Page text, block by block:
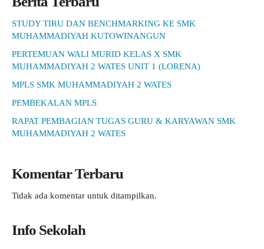
STUDY TIRU DAN BENCHMARKING KE SMK
MUHAMMADIYAH KUTOWINANGUN
PERTEMUAN WALI MURID KELAS X SMK
MUHAMMADIYAH 2 WATES UNIT 1 (LORENA)
MPLS SMK MUHAMMADIYAH 2 WATES
PEMBEKALAN MPLS
RAPAT PEMBAGIAN TUGAS GURU & KARYAWAN SMK
MUHAMMADIYAH 2 WATES
Komentar Terbaru
Tidak ada komentar untuk ditampilkan.
Info Sekolah